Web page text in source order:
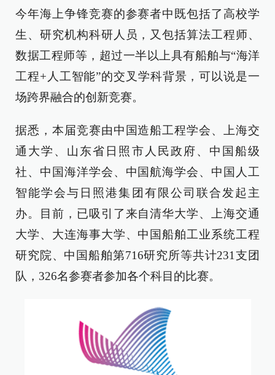
今年海上争锋竞赛的参赛者中既包括了高校学
生、研究机构科研人员，又包括算法工程师、
数据工程师等，超过一半以上具有船舶与“海洋
工程+人工智能”的交叉学科背景，可以说是一
场跨界融合的创新竞赛。
据悉，本届竞赛由中国造船工程学会、上海交
通大学、山东省日照市人民政府、中国船级
社、中国海洋学会、中国航海学会、中国人工
智能学会与日照港集团有限公司联合发起主
办。目前，已吸引了来自清华大学、上海交通
大学、大连海事大学、中国船舶工业系统工程
研究院、中国船舶第716研究所等共计231支团
队，326名参赛者参加各个科目的比赛。